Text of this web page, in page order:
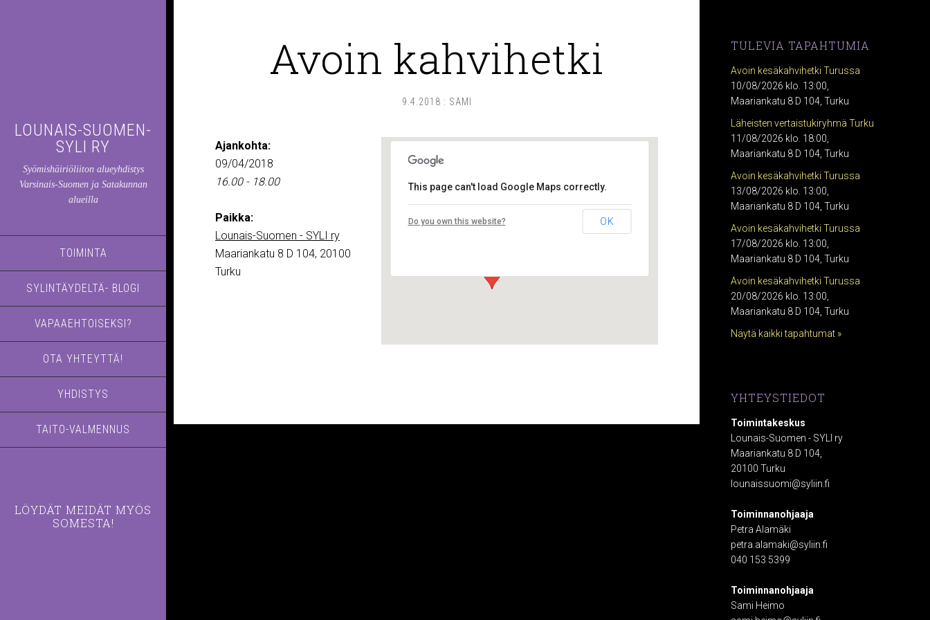
LOUNAIS-SUOMEN-
SYLI RY
Syömishäiriöliiton alueyhdistys
Varsinais-Suomen ja Satakunnan
alueilla
TOIMINTA
SYLINTÄYDELTÄ- BLOGI
VAPAAEHTOISEKSI?
OTA YHTEYTTÄ!
YHDISTYS
TAITO-VALMENNUS
LÖYDÄT MEIDÄT MYÖS
SOMESTA!
Avoin kahvihetki
9.4.2018 : SAMI
Lounais-Suomen – SYLI ry
Maariankatu 8 D 104 - Turku
This page can't load Google Maps correctly.
Do you own this website? OK
Ajankohta:
09/04/2018
16.00 - 18.00
Paikka:
Lounais-Suomen - SYLI ry
Maariankatu 8 D 104, 20100
Turku
TULEVIA TAPAHTUMIA
Avoin kesäkahvihetki Turussa
10/08/2026 klo. 13:00,
Maariankatu 8 D 104, Turku
Läheisten vertaistukiryhmä Turku
11/08/2026 klo. 18:00,
Maariankatu 8 D 104, Turku
Avoin kesäkahvihetki Turussa
13/08/2026 klo. 13:00,
Maariankatu 8 D 104, Turku
Avoin kesäkahvihetki Turussa
17/08/2026 klo. 13:00,
Maariankatu 8 D 104, Turku
Avoin kesäkahvihetki Turussa
20/08/2026 klo. 13:00,
Maariankatu 8 D 104, Turku
Näytä kaikki tapahtumat »
YHTEYSTIEDOT
Toimintakeskus
Lounais-Suomen - SYLI ry
Maariankatu 8 D 104,
20100 Turku
lounaissuomi@syliin.fi
Toiminnanohjaaja
Petra Alamäki
petra.alamaki@syliin.fi
040 153 5399
Toiminnanohjaaja
Sami Heimo